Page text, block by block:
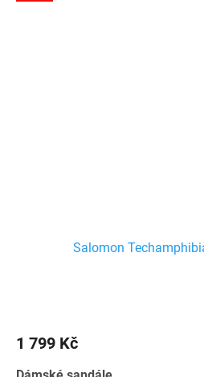
Salomon
1 799 Kč